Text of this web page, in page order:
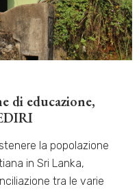
di educazione,
la popolazione
in Sri Lanka,
tra le varie